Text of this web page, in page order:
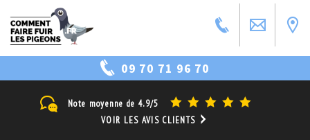
09 70 71 96 70
Note moyenne de 4.9/5
VOIR LES AVIS CLIENTS